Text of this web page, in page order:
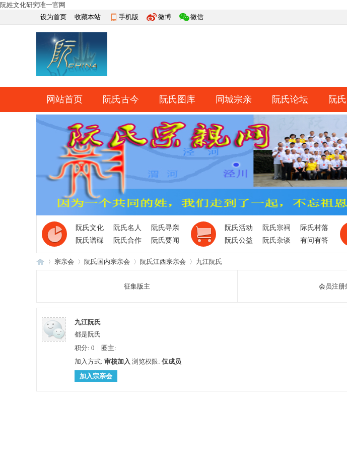
阮姓文化研究唯一官网
设为首页
收藏本站 手机版 微博 微信
快捷导航
网站首页 阮氏古今 阮氏图库 同城宗亲 阮氏论坛 阮
网上祭祀 排行榜 导读 日志
阮氏文化 阮氏名人
阮氏寻亲
阮氏谱碟
阮氏合作 阮氏要闻
阮氏活动 阮氏宗祠
际氏村落
阮氏公益
阮氏杂谈 有问有答
宗亲会 阮氏国内宗亲会 阮氏江西宗亲会 九江阮氏
征集版主 会员注册
九江阮氏
都是阮氏
积分: 0
圈主:
加入方式: 审核加入 浏览权限: 仅成员
加入宗亲会